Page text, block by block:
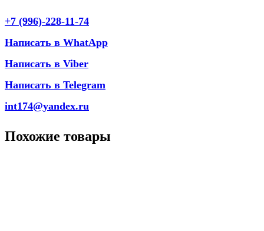
+7 (996)-228-11-74
Написать в WhatApp
Написать в Viber
Написать в Telegram
int174@yandex.ru
Похожие товары